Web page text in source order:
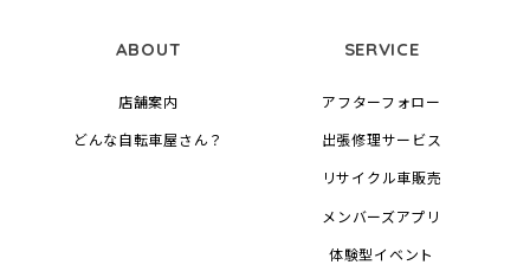
ABOUT
店舗案内
どんな自転車屋さん？
SERVICE
アフターフォロー
出張修理サービス
リサイクル車販売
メンバーズアプリ
体験型イベント